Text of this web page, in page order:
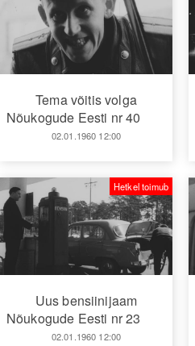
Tema võitis volga
Nõukogude Eesti nr 40
02.01.1960 12:00
Uus bensiinijaam
Nõukogude Eesti nr 23
02.01.1960 12:00
Hetkel toimub